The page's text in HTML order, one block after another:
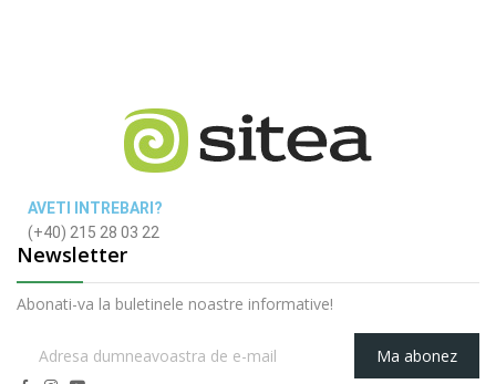
AVETI INTREBARI?
(+40) 215 28 03 22
Newsletter
Abonati-va la buletinele noastre informative!
Ma abonez